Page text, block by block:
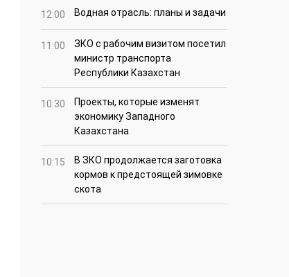
12:00 Водная отрасль: планы и задачи
11:00
ЗКО с рабочим визитом посетил
министр транспорта
Республики Казахстан
10:30
Проекты, которые изменят
экономику Западного
Казахстана
10:15
В ЗКО продолжается заготовка
кормов к предстоящей зимовке
скота